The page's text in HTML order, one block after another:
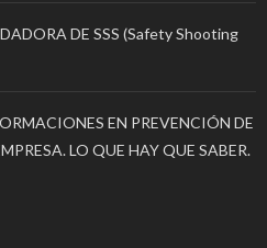
DE SSS (Safety Shooting
EN PREVENCIÓN DE
LO QUE HAY QUE SABER.